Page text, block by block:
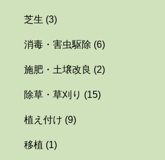
芝生 (3)
消毒・害虫駆除 (6)
施肥・土壌改良 (2)
除草・草刈り (15)
植え付け (9)
移植 (1)